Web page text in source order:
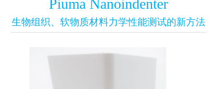
Piuma Nanoindenter
生物组织、软物质材料力学性能测试的新方法